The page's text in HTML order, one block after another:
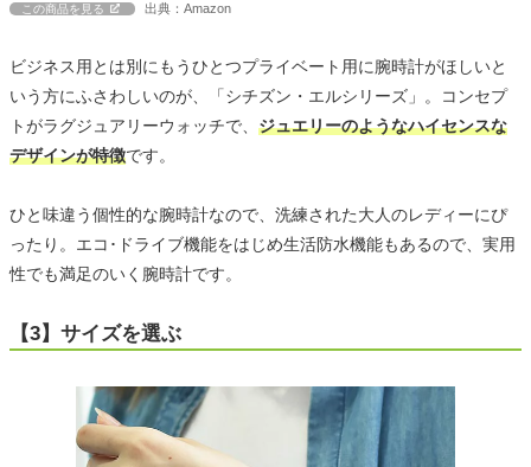
この商品を見る 出典：Amazon
ビジネス用とは別にもうひとつプライベート用に腕時計がほしいと
いう方にふさわしいのが、「シチズン・エルシリーズ」。コンセプ
トがラグジュアリーウォッチで、 ジュエリーのようなハイセンスな
デザインが特徴です。
ひと味違う個性的な腕時計なので、洗練された大人のレディーにぴ
ったり。エコ･ドライブ機能をはじめ生活防水機能もあるので、実用
性でも満足のいく腕時計です。
【3】サイズを選ぶ